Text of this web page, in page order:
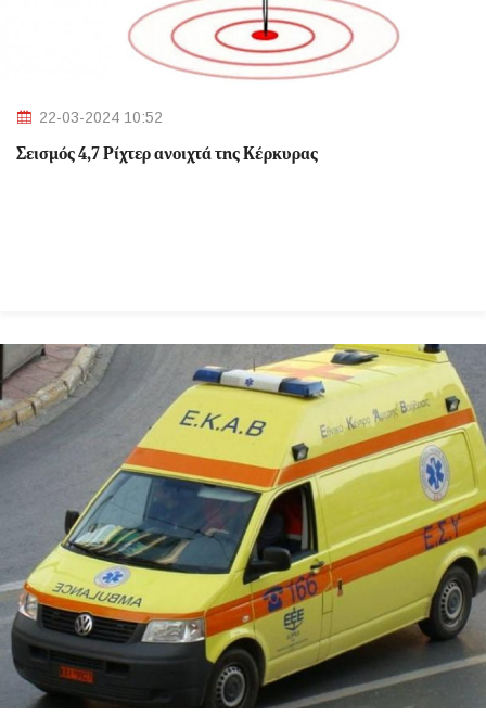
22-03-2024 10:52
Σεισμός 4,7 Ρίχτερ ανοιχτά της Κέρκυρας